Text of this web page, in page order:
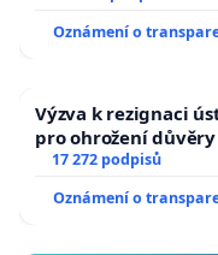
Oznámení o
Výzva k rezignaci
pro ohrožení
17 272 podpisů
Oznámení o